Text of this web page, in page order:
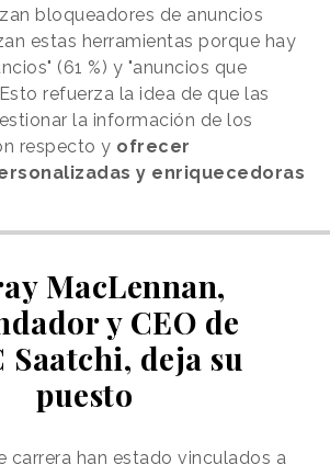
bloqueadores de anuncios
estas herramientas porque hay
(61 %) y "anuncios que
refuerza la idea de que las
la información de los
respecto y ofrecer
y enriquecedoras
MacLennan,
y CEO de
deja su
puesto
carrera han estado vinculados a